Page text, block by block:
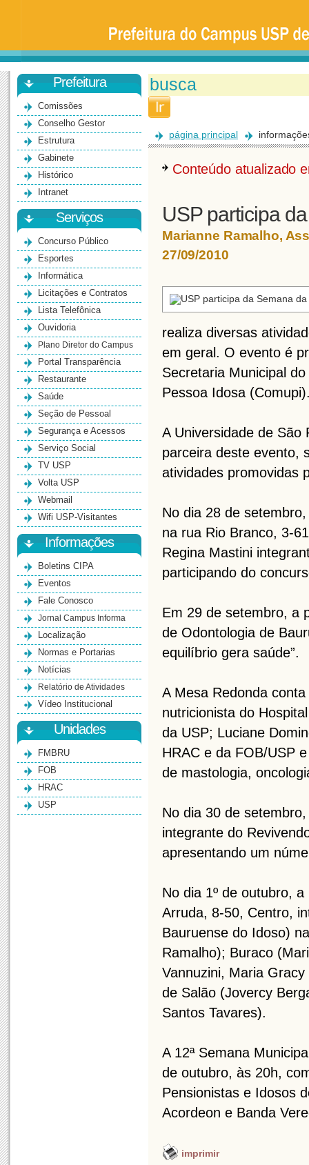
Universidade
São
Paulo
-
BauruPrefeitura
Comissões
Conselho Gestor
Estrutura
Gabinete
Histórico
Intranet
Serviços
Concurso Público
Esportes
Informática
Licitações e Contratos
Lista Telefônica
Ouvidoria
Plano Diretor do Campus
Portal Transparência
Restaurante
Saúde
Seção de Pessoal
Segurança e Acessos
Serviço Social
TV USP
Volta USP
Webmail
Wifi USP-Visitantes
Informações
Boletins CIPA
Eventos
Fale Conosco
Jornal Campus Informa
Localização
Normas e Portarias
Notícias
Relatório de Atividades
Vídeo Institucional
Unidades
FMBRU
FOB
HRAC
USP
página principal
Conteúdo atualizado
USP participa
Marianne Ramalho,
27/09/2010
realiza diversas
em geral. O evento é
Secretaria Municipal
Pessoa Idosa
A Universidade de São
parceira deste evento,
atividades promovidas
No dia 28 de
na rua Rio Branco, 3-
Regina Mastini
participando do
Em 29 de setembro, a
de Odontologia de
equilíbrio gera saúde”.
A Mesa Redonda
nutricionista do
da USP; Luciane
HRAC e da FOB/USP
de mastologia,
No dia 30 de
integrante do
apresentando um
No dia 1º de outubro,
Arruda, 8-50, Centro,
Bauruense do Idoso)
Ramalho); Buraco
Vannuzini, Maria
de Salão (Jovercy
Santos Tavares).
A 12ª Semana
de outubro, às 20h,
Pensionistas e Idosos
Acordeon e Banda
imprimir